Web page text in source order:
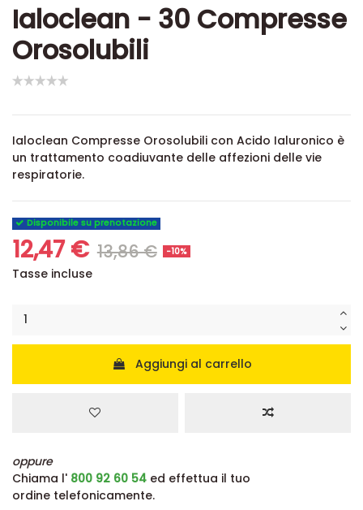
Ialoclean - 30 Compresse
Orosolubili
Ialoclean Compresse Orosolubili con Acido Ialuronico è
un trattamento coadiuvante delle affezioni delle vie
respiratorie.
Disponibile su prenotazione
12,47 € 13,86 € -10%
Tasse incluse
Aggiungi al carrello
oppure
Chiama l' 800 92 60 54 ed effettua il tuo
ordine telefonicamente.